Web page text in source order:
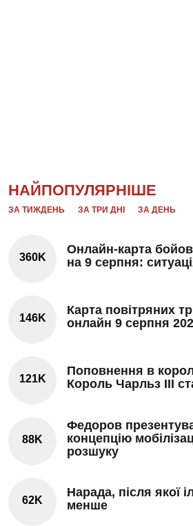
НАЙПОПУЛЯРНІШЕ
ЗА ТИЖДЕНЬ ЗА ТРИ ДНІ ЗА ДЕНЬ
360K
Онлайн-карта
на 9 серпня:
146K
Карта повітряних
онлайн 9 серпня
121K
Поповнення в
Король Чарльз III
88K
Федоров
концепцію
розшуку
62K
Нарада, після якої
менше